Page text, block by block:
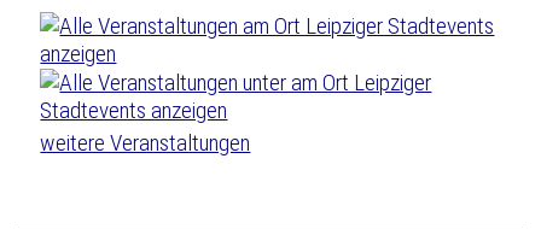
weitere Veranstaltungen